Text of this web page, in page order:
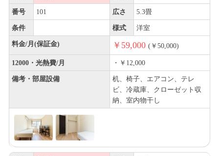
番号 101 広さ 5.3畳
条件 様式 洋室
料金/月(保証金) ￥59,000 (￥50,000)
12000・光熱費/月 ・￥12,000
備考・部屋設備
机、椅子、エアコン、テレ
ビ、冷蔵庫、クローゼット収
納、室内物干し